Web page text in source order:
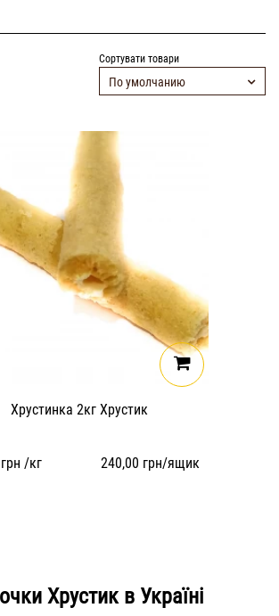
Сортувати товари
По умолчанию
Хрустинка 2кг Хрустик
грн /кг 240,00 грн/ящик
Хрустик в Україні